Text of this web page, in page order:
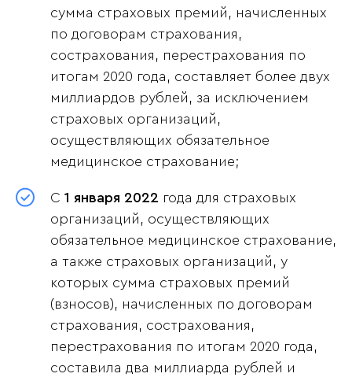
сумма страховых премий, начисленных
по договорам страхования,
сострахования, перестрахования по
итогам 2020 года, составляет более двух
миллиардов рублей, за исключением
страховых организаций,
осуществляющих обязательное
медицинское страхование;
С 1 января 2022 года для страховых
организаций, осуществляющих
обязательное медицинское страхование,
а также страховых организаций, у
которых сумма страховых премий
(взносов), начисленных по договорам
страхования, сострахования,
перестрахования по итогам 2020 года,
составила два миллиарда рублей и